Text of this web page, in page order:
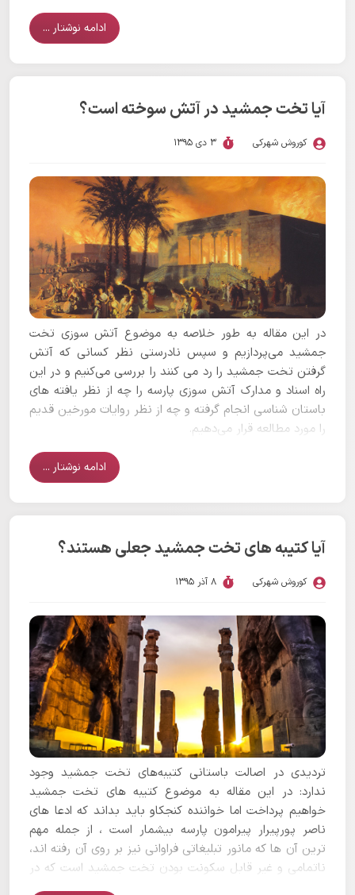
ادامه نوشتار ...
آیا تخت جمشید در آتش سوخته است؟
کوروش شهرکی 3 دی 1395
در این مقاله به طور خلاصه به موضوع آتش سوزی تخت
جمشید می‌پردازیم و سپس نادرستی نظر کسانی که آتش
گرفتن تخت جمشید را رد می کنند را بررسی می‌کنیم و در این
راه اسناد و مدارک آتش سوزی پارسه را چه از نظر یافته های
باستان شناسی انجام گرفته و چه از نظر روایات مورخین قدیم
را مورد مطالعه قرار می‌دهیم.
ادامه نوشتار ...
آیا کتیبه های تخت جمشید جعلی هستند؟
کوروش شهرکی 8 آذر 1395
تردیدی در اصالت باستانی کتیبه‌های تخت جمشید وجود
ندارد: در این مقاله به موضوع کتیبه های تخت جمشید
خواهیم پرداخت اما خواننده کنجکاو باید بداند که ادعا های
ناصر پورپیرار پیرامون پارسه بیشمار است ، از جمله مهم
ترین آن ها که مانور تبلیغاتی فراوانی نیز بر روی آن رفته اند،
ناتمامی و غیر قابل سکونت بودن تخت جمشید است که در
مقاله زیر به صورت مفصل و تخصصی به آن پرداخته ایم: